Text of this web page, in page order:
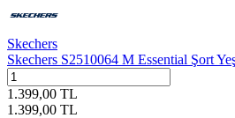
Skechers
Skechers S2510064 M Essential Şort
1.399,00 TL
1.399,00 TL